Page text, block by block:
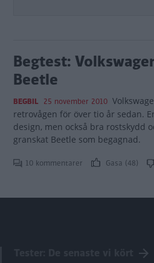
Begtest:
Beetle
BEGBIL 25 november 2010
retrovågen för över tio år sedan.
design, men också bra rostskydd
granskat Beetle som begagnad.
10 kommentarer Gasa (48)